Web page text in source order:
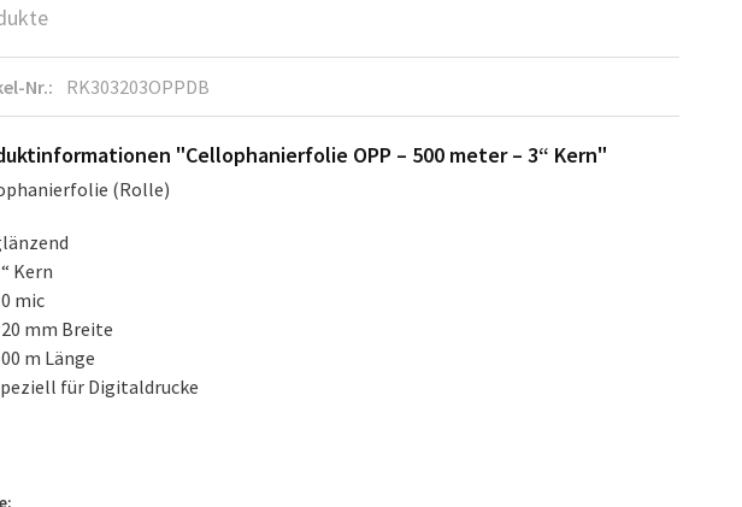
Nr.: RK303203OPPDB
"Cellophanierfolie OPP – 500 meter – 3“ Kern"
(Rolle)
Kern
mic
mm Breite
m Länge
für Digitaldrucke